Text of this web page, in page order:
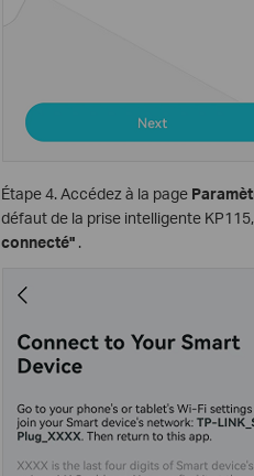
Étape 4. Accédez à la page
défaut de la prise intelligente
connecté".